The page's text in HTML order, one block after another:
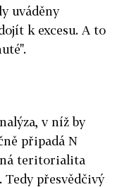
uváděny
k excesu. A to
v níž by
připadá N
teritorialita
přesvědčivý